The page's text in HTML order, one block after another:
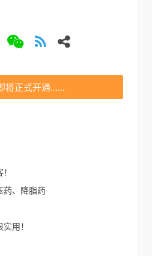
微
大
邮
将正式开通……
药、降脂药
用！